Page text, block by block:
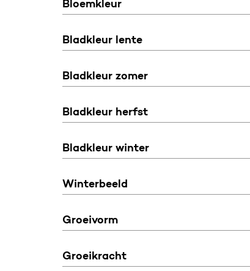
Bloemkleur
Bladkleur lente
Bladkleur zomer
Bladkleur herfst
Bladkleur winter
Winterbeeld
Groeivorm
Groeikracht